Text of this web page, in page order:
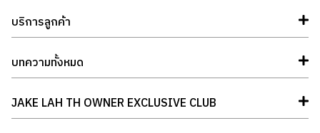
บริการลูกค้า
บทความทั้งหมด
JAKE LAH TH OWNER EXCLUSIVE CLUB